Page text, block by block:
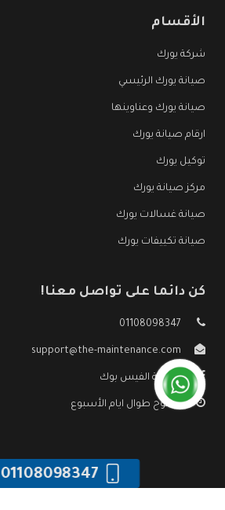
الأقسام
شركة يورك
صيانة يورك الرئيسي
صيانة يورك وعناوينها
ارقام صيانة يورك
توكيل يورك
مركز صيانة يورك
صيانة غسالات يورك
صيانة تكييفات يورك
كن دائما على تواصل معنا!
01108098347
support@the-maintenance.com
صفحة الفيس بوك
مفتوح طوال ايام الأسبوع
01108098347